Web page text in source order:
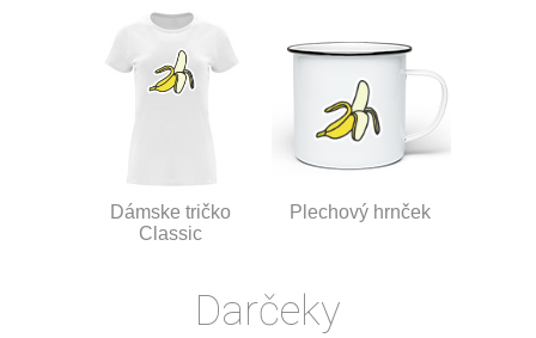
Dámske tričko
Classic
Plechový hrnček
Darčeky